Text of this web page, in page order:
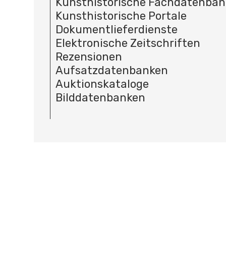
Kunsthistorische Portale
Dokumentlieferdienste
Elektronische Zeitschriften
Rezensionen
Aufsatzdatenbanken
Auktionskataloge
Bilddatenbanken